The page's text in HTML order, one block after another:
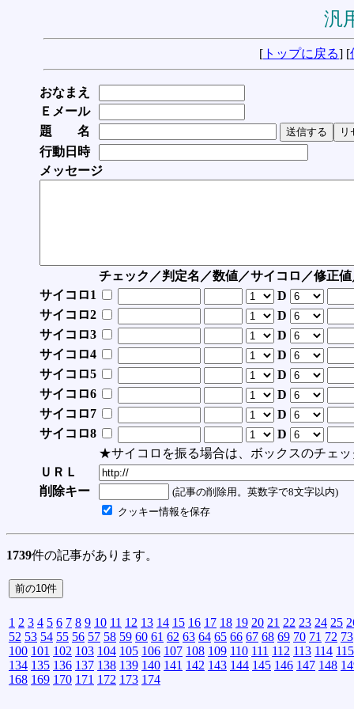
汎
[ トップに戻る] [
おなまえ
Ｅメール
題 名
行動日時
メッセージ
チェック／判定名／数値／サイコロ／修正
サイコロ1
D
サイコロ2
D
サイコロ3
D
サイコロ4
D
サイコロ5
D
サイコロ6
D
サイコロ7
D
サイコロ8
D
★サイコロを振る場合は、ボックスのチェッ
ＵＲＬ
削除キー
(記事の削除用。英数字で8文字以内)
クッキー情報を保存
1739件の記事があります。
1 2 3 4 5 6 7 8 9 10 11 12 13 14 15 16 17 18 19 20 21 22 23 24 25
52 53 54 55 56 57 58 59 60 61 62 63 64 65 66 67 68 69 70 71 72 73
100 101 102 103 104 105 106 107 108 109 110 111 112 113 114 115
134 135 136 137 138 139 140 141 142 143 144 145 146 147 148
168 169 170 171 172 173 174